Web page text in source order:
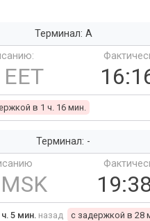
Терминал: A
EET
в 1 ч. 16 мин.
Терминал: -
MSK
5 мин. назад c задержкой в 28